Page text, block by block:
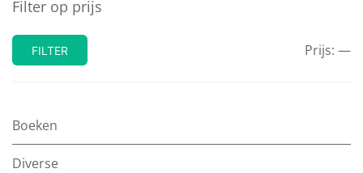
Filter op prijs
FILTER Prijs: —
Boeken
Diverse